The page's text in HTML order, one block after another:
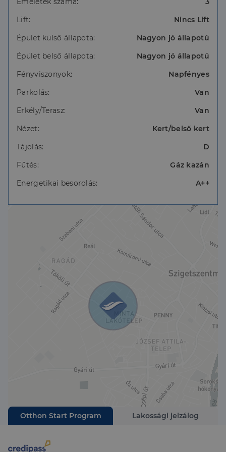
találhatók), plusz egy 5,4 m²-es déli fekvésű
erkély is tartozik a lakáshoz
Főbb paraméterek:
3 emeletes, téglaépítésű modern társasház
déli tájolás
nappali + 2 külön nyíló szoba
előszoba
kizárólagos használatú gépkocsibeálló
parkosított, zárt, lakóparki környezet
utcában további, ingyenes parkolási lehetőség
Műszaki és kényelmi felszereltség:
Az épület külső-belső teherhordó és külső
térelhatároló falai egyaránt Porothermelemekből
készültek, a külső falszerkezet 30 cm NF
vázkerámia, a lakáselválasztó és lépcsőház falak
25 cm Porotherm HG Profi ill. Machuphon
a modern kor elvárásainak megfelelő
tetőre telepített napkollektoros rásegítés
Lift:
Nincs Lift
Épület külső állapota:
Nagyon jó állapotú
Épület belső állapota:
Nagyon jó állapotú
Fényviszonyok:
Napfényes
Parkolás:
Van
Erkély/Terasz:
Van
Nézet:
Kert/belső kert
Tájolás:
D
Fűtés:
Gáz kazán
Energetikai besorolás:
A++
Otthon Start Program Lakossági jelzálog